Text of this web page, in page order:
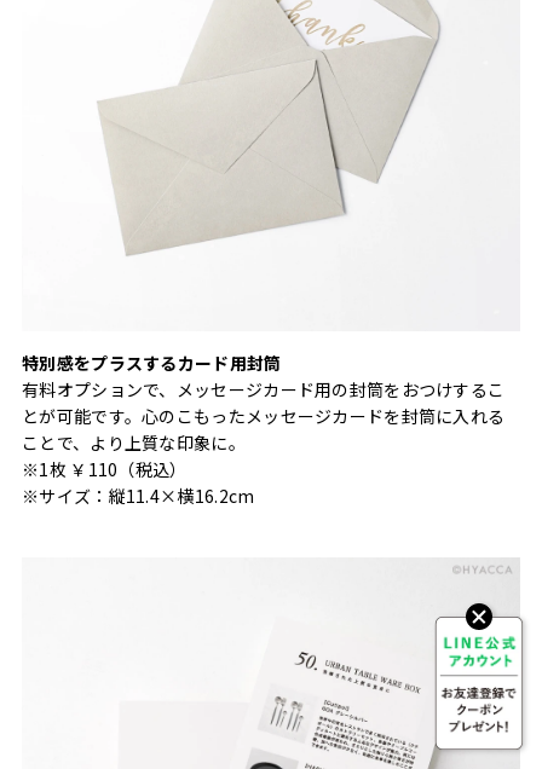
特別感をプラスするカード用封筒
有料オプションで、メッセージカード用の封筒をおつけするこ
とが可能です。心のこもったメッセージカードを封筒に入れる
ことで、より上質な印象に。
※1枚 ￥110（税込）
※サイズ：縦11.4×横16.2cm